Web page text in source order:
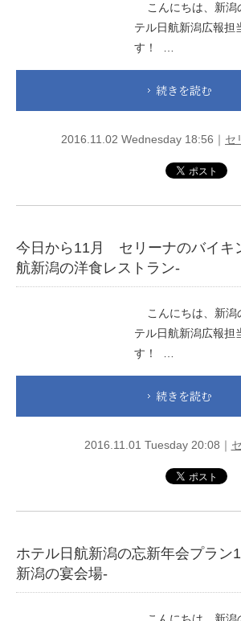
こんにちは、新潟
テル日航新潟広報担
す！ …
続きを読む
2016.11.02 Wednesday 18:56｜ セ
今日から11月 セリーナのバイ
航新潟の洋食レストラン-
こんにちは、新潟
テル日航新潟広報担
す！ …
続きを読む
2016.11.01 Tuesday 20:08｜
ホテル日航新潟の忘新年会プラ
新潟の宴会場-